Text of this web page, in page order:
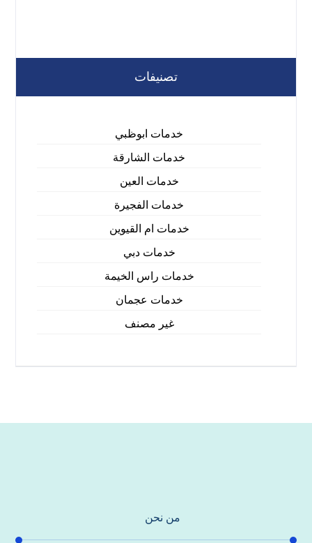
تصنيفات
خدمات ابوظبي
خدمات الشارقة
خدمات العين
خدمات الفجيرة
خدمات ام القيوين
خدمات دبي
خدمات راس الخيمة
خدمات عجمان
غير مصنف
من نحن